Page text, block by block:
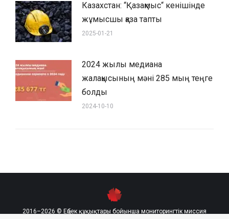
Казахстан: “Қазақмыс“ кенішінде
жұмысшы қаза тапты
2025-01-21
2024 жылы медиана
жалақысының мәні 285 мың теңге
болды
2024-10-10
2016–2026 © Еңбек құқықтары бойынша мониторингтік миссия